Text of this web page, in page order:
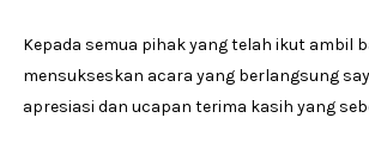
Kepada semua pihak yang telah ikut ambil
mensukseskan acara yang berlangsung
apresiasi dan ucapan terima kasih yang